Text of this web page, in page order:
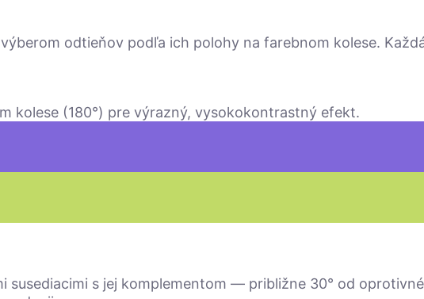
odtieňov podľa ich polohy na farebnom kolese.
kolese (180°) pre výrazný, vysokokontrastný efekt.
susediacimi s jej komplementom — približne 30° od